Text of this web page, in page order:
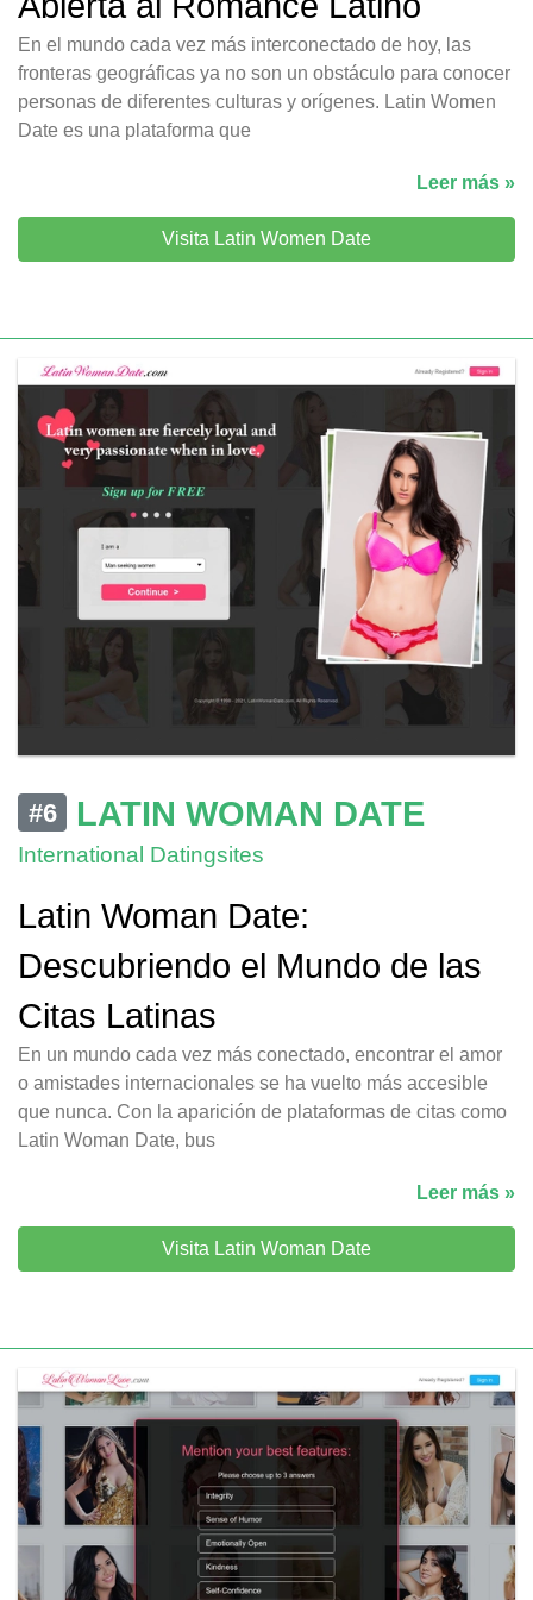
En el mundo cada vez más interconectado de hoy, las
fronteras geográficas ya no son un obstáculo para conocer
personas de diferentes culturas y orígenes. Latin Women
Date es una plataforma que
Leer más »
Visita Latin Women Date
#6 LATIN WOMAN DATE
International Datingsites
Latin Woman Date:
Descubriendo el Mundo de las
Citas Latinas
En un mundo cada vez más conectado, encontrar el amor
o amistades internacionales se ha vuelto más accesible
que nunca. Con la aparición de plataformas de citas como
Latin Woman Date, bus
Leer más »
Visita Latin Woman Date